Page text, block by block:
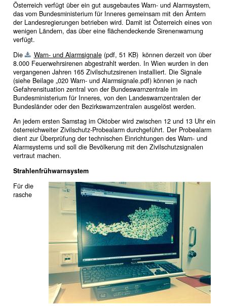
Österreich verfügt über ein gut ausgebautes Warn- und Alarmsystem,
das vom Bundesministerium für Inneres gemeinsam mit den Ämtern
der Landesregierungen betrieben wird. Damit ist Österreich eines von
wenigen Ländern, das über eine flächendeckende Sirenenwarnung
verfügt.
Die
Warn- und Alarmsignale(pdf, 51 KB)können derzeit von über
8.000 Feuerwehrsirenen abgestrahlt werden. In Wien wurden in den
vergangenen Jahren 165 Zivilschutzsirenen installiert. Die Signale
(siehe Beilage „020 Warn- und Alarmsignale.pdf) können je nach
Gefahrensituation zentral von der Bundeswarnzentrale im
Bundesministerium für Inneres, von den Landeswarnzentralen der
Bundesländer oder den Bezirkswarnzentralen ausgelöst werden.
An jedem ersten Samstag im Oktober wird zwischen 12 und 13 Uhr ein
österreichweiter Zivilschutz-Probealarm durchgeführt. Der Probealarm
dient zur Überprüfung der technischen Einrichtungen des Warn- und
Alarmsystems und soll die Bevölkerung mit den Zivilschutzsignalen
vertraut machen.
Strahlenfrühwarnsystem
Für die
rasche